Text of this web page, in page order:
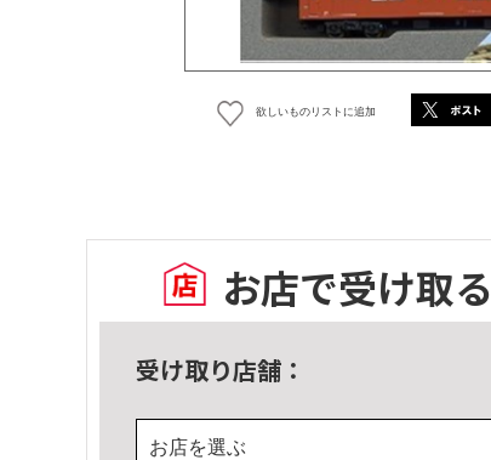
欲しいものリストに追加
お店で受け取る
受け取り店舗：
お店を選ぶ